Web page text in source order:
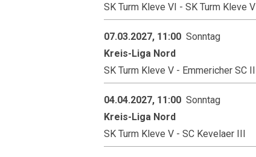
SK Turm Kleve VI - SK Turm Kleve V
07.03.2027, 11:00 Sonntag
Kreis-Liga Nord
SK Turm Kleve V - Emmericher SC II
04.04.2027, 11:00 Sonntag
Kreis-Liga Nord
SK Turm Kleve V - SC Kevelaer III